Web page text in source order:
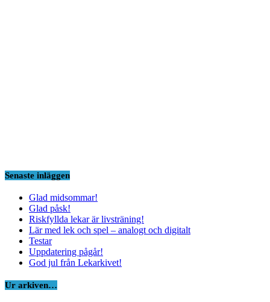
Senaste inläggen
Glad midsommar!
Glad påsk!
Riskfyllda lekar är livsträning!
Lär med lek och spel – analogt och digitalt
Testar
Uppdatering pågår!
God jul från Lekarkivet!
Ur arkiven…